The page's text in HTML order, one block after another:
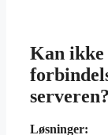
Kan ikke
serveren?
Løsninger: